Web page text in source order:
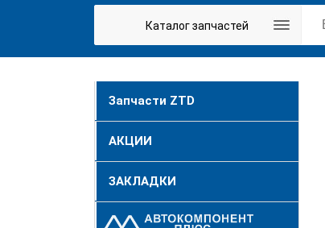
Каталог запчастей
Запчасти ZTD
АКЦИИ
ЗАКЛАДКИ